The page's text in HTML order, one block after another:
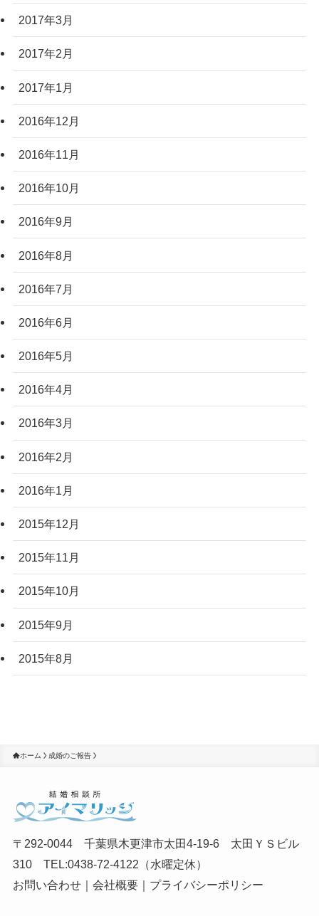
2017年3月
2017年2月
2017年1月
2016年12月
2016年11月
2016年10月
2016年9月
2016年8月
2016年7月
2016年6月
2016年5月
2016年4月
2016年3月
2016年2月
2016年1月
2015年12月
2015年11月
2015年10月
2015年9月
2015年8月
ホーム 成婚のご報告
〒292-0044 千葉県木更津市太田4-19-6 太田ＹＳビル
310 TEL:0438-72-4122（水曜定休）
お問い合わせ｜ 会社概要｜ プライバシーポリシー